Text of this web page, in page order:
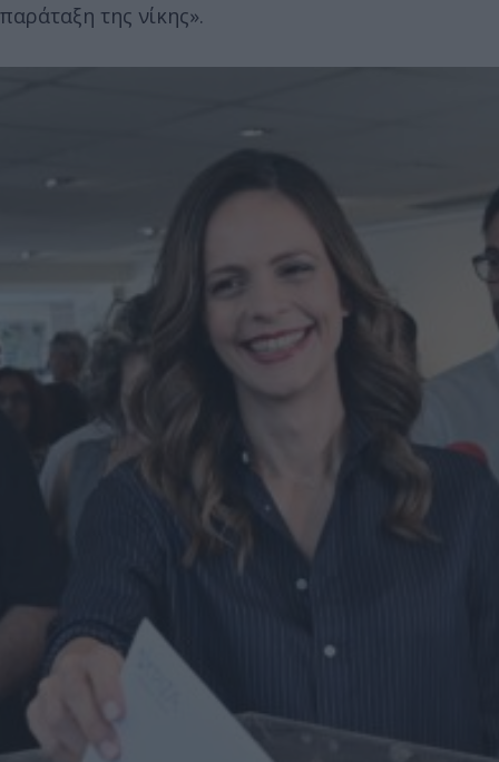
παράταξη της νίκης».